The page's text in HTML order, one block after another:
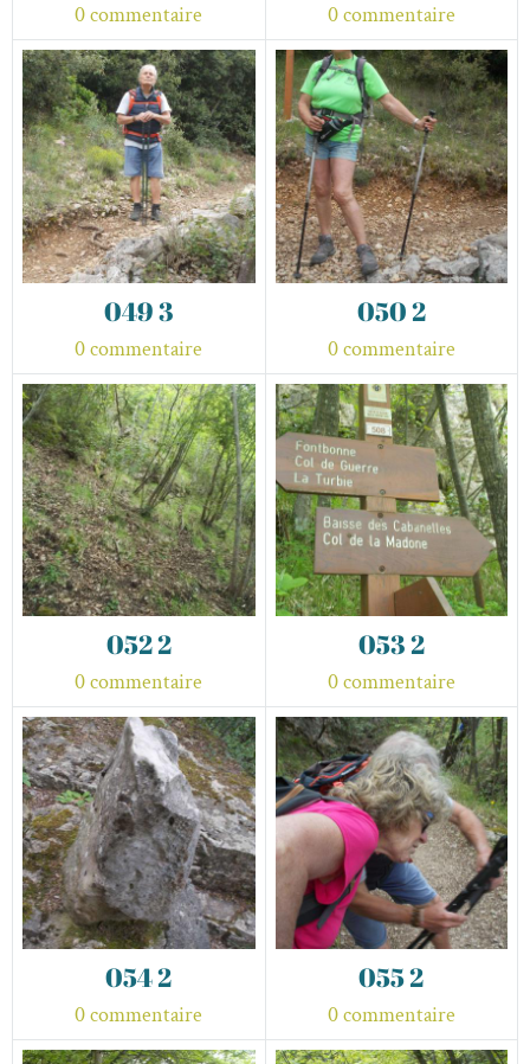
0 commentaire 0 commentaire
049 3
0 commentaire
050 2
0 commentaire
052 2
0 commentaire
053 2
0 commentaire
054 2
0 commentaire
055 2
0 commentaire